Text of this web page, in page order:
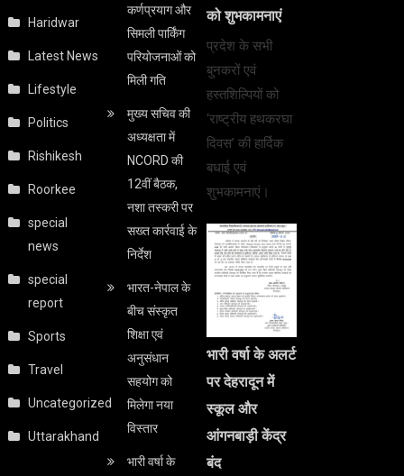
Haridwar
Latest News
Lifestyle
Politics
Rishikesh
Roorkee
special
news
special
report
Sports
Travel
Uncategorized
Uttarakhand
कर्णप्रयाग और
सिमली पार्किंग
परियोजनाओं को
मिली गति
मुख्य सचिव की
अध्यक्षता में
NCORD की
12वीं बैठक,
नशा तस्करी पर
सख्त कार्रवाई के
निर्देश
भारत-नेपाल के
बीच संस्कृत
शिक्षा एवं
अनुसंधान
सहयोग को
मिलेगा नया
विस्तार
भारी वर्षा के
को शुभकामनाएं
प्रदेश के सभी
बुनकरों एवं
हस्तशिल्पियों को
‘राष्ट्रीय हथकरघा
दिवस’ की हार्दिक
बधाई एवं
शुभकामनाएं।
भारी वर्षा के अलर्ट
पर देहरादून में
स्कूल और
आंगनबाड़ी केंद्र
बंद